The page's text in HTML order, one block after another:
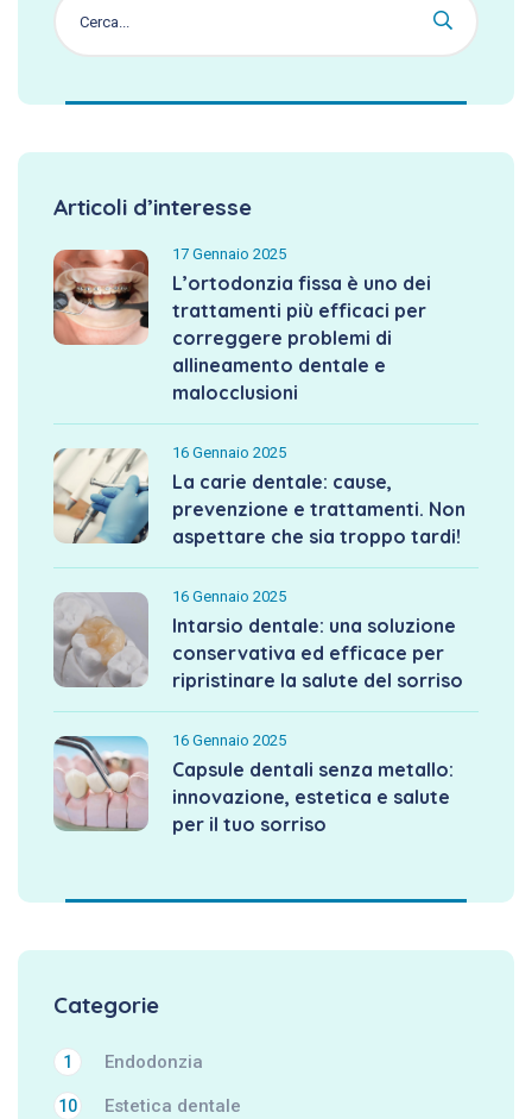
Articoli d’interesse
17 Gennaio 2025
L’ortodonzia fissa è uno dei
trattamenti più efficaci per
correggere problemi di
allineamento dentale e
malocclusioni
16 Gennaio 2025
La carie dentale: cause,
prevenzione e trattamenti. Non
aspettare che sia troppo tardi!
16 Gennaio 2025
Intarsio dentale: una soluzione
conservativa ed efficace per
ripristinare la salute del sorriso
16 Gennaio 2025
Capsule dentali senza metallo:
innovazione, estetica e salute
per il tuo sorriso
Categorie
Endodonzia
1
Estetica dentale
10